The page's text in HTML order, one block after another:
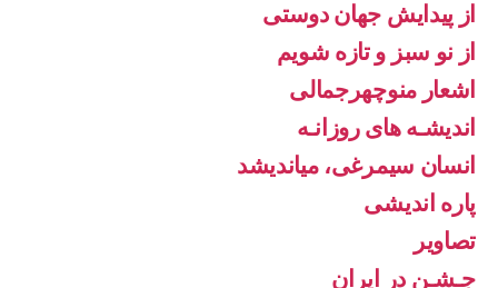
از پیدایش جهان دوستی
از نو سبز و تازه شویم
اشعار منوچهرجمالی
اندیشـه های روزانـه
انسان سیمرغی، میاندیشد
پاره اندیشی
تصاویر
جـشـن در ایران